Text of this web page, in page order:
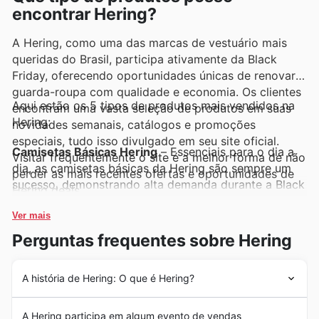
encontrar Hering?
A Hering, como uma das marcas de vestuário mais
queridas do Brasil, participa ativamente da Black
Friday, oferecendo oportunidades únicas de renovar o
guarda-roupa com qualidade e economia. Os clientes
encontram uma vasta seleção de produtos em suas
novidades semanais, catálogos e promoções
especiais, tudo isso divulgado em seu site oficial.
Visitar frequentemente o site é a melhor forma de não
perder as mais recentes ofertas e oportunidades de
Hering deals.
Aqui estão os 5 tipos de produtos mais vendidos na
Hering:
Camisetas Básicas Hering– Essenciais para o dia a
dia, as camisetas básicas da Hering são sempre um
sucesso, demonstrando alta demanda durante a Black
weekly ads, oferecendo conforto e estilo com preços
imperdíveis. Aproveitem as Hering offers para garantir
peças coringa.
Jeans Hering– O jeans Hering é sinônimo de
durabilidade e caimento perfeito, sendo um dos
campeões de venda, especialmente em grandes
Ver mais
Perguntas frequentes sobre Hering
A história de Hering: O que é Hering?
A Hering participa em algum evento de vendas